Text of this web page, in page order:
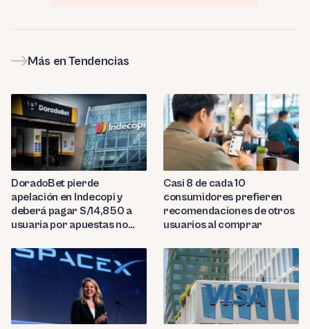
Más en Tendencias
DoradoBet pierde
apelación en Indecopi y
deberá pagar S/14,850 a
usuaria por apuestas no
Casi 8 de cada 10
consumidores prefieren
recomendaciones de otros
usuarios al comprar